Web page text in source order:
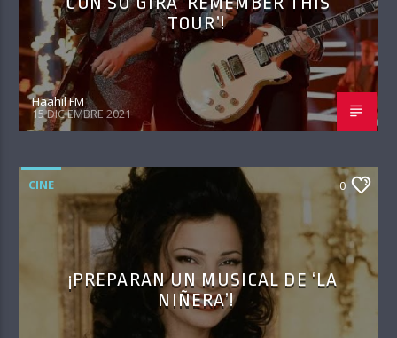
TOUR’!
Haahil FM
15 DICIEMBRE 2021
CINE 0
¡PREPARAN UN MUSICAL DE ‘LA
NIÑERA’!